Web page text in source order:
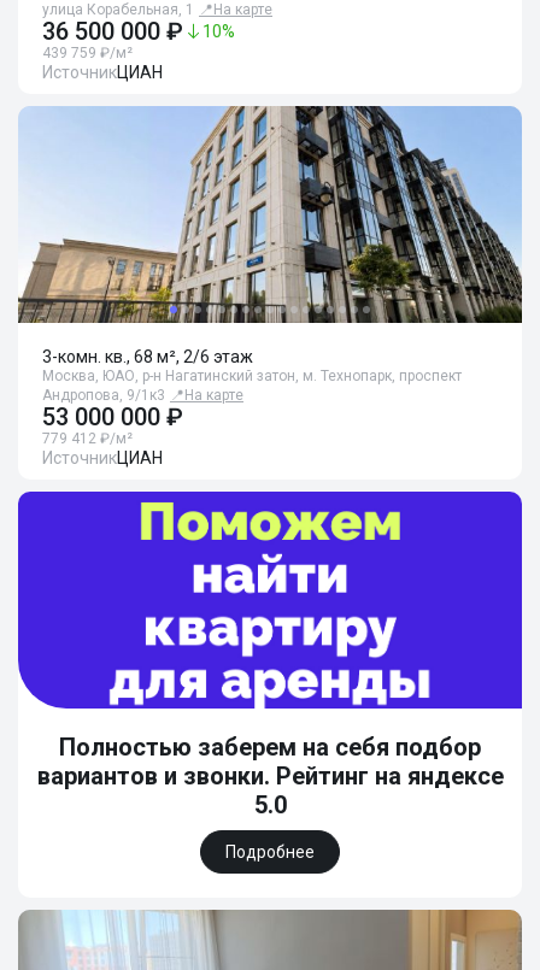
улица Корабельная, 1
📍 На карте
36 500 000 ₽ 10%
439 759 ₽/м²
ИсточникЦИАН
3-комн. кв., 68 м², 2/6 этаж
Москва, ЮАО, р-н Нагатинский затон, м. Технопарк, проспект
Андропова, 9/1к3 📍 На карте
53 000 000 ₽
779 412 ₽/м²
ИсточникЦИАН
Полностью заберем на себя подбор
вариантов и звонки. Рейтинг на яндексе
5.0
Подробнее